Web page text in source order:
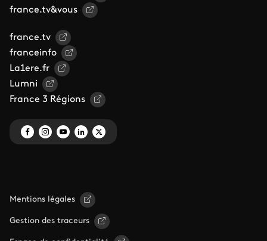
france.tv&vous
france.tv
franceinfo
La1ere.fr
Lumni
France 3 Régions
Mentions légales
Gestion des traceurs